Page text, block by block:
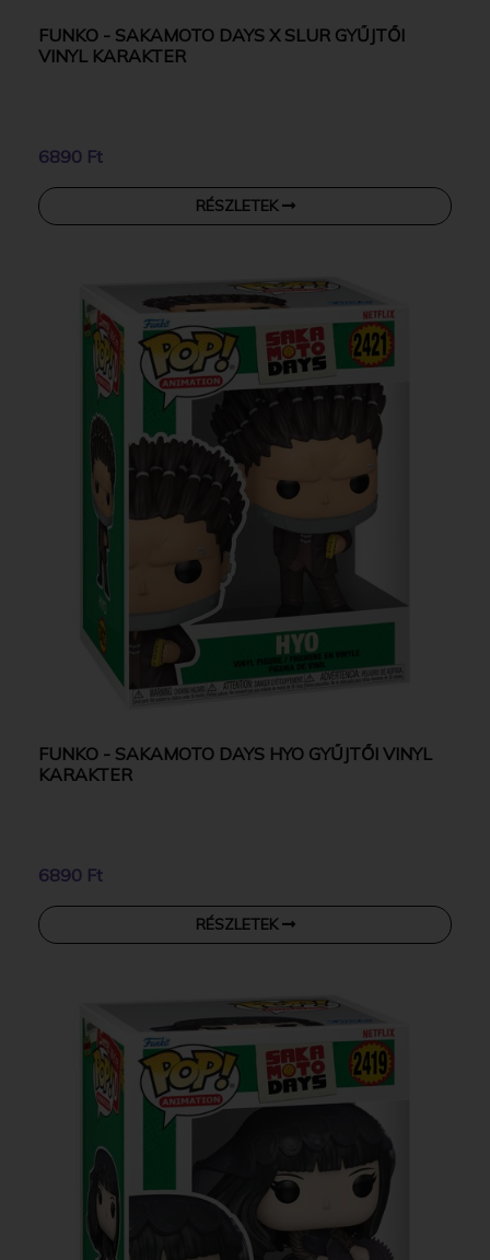
FUNKO - SAKAMOTO DAYS X SLUR GYŰJTŐI
VINYL KARAKTER
6890 Ft
RÉSZLETEK
FUNKO - SAKAMOTO DAYS HYO GYŰJTŐI VINYL
KARAKTER
6890 Ft
RÉSZLETEK